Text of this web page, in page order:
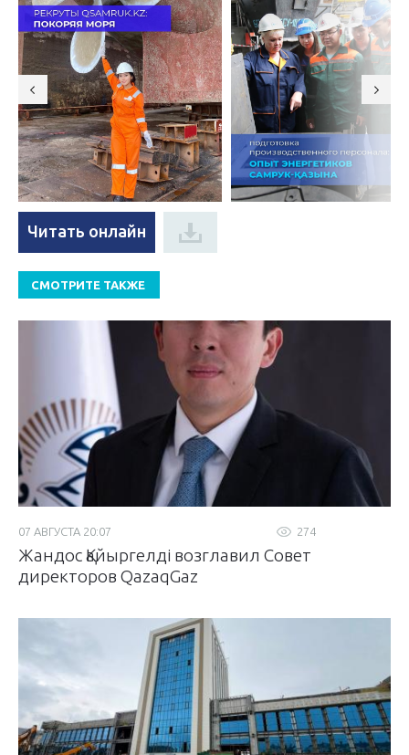
Читать онлайн
СМОТРИТЕ ТАКЖЕ
274
07 АВГУСТА 20:07
Жандос Қайыргелді возглавил Совет
директоров QazaqGaz